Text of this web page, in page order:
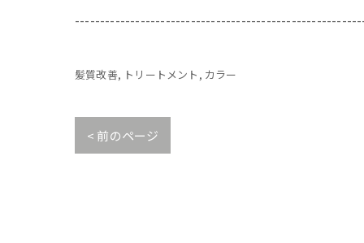
髪質改善 トリートメント カラー
< 前のページ